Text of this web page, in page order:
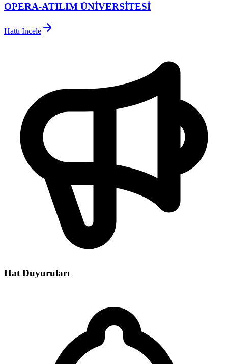
OPERA-ATILIM ÜNİVERSİTESİ
Hattı İncele
Hat Duyuruları